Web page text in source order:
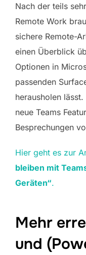
Nach der teils
Remote Work
sichere Remote-
einen Überblick
Optionen in
passenden
herausholen
neue Teams
Besprechungen
Hier geht es zur
bleiben mit
Geräten“.
Mehr
und